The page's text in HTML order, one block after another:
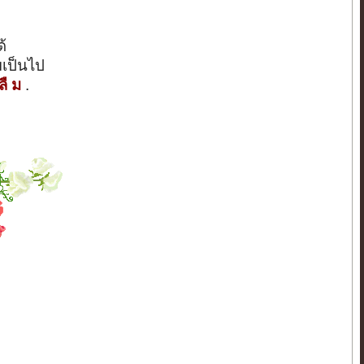
ป็นไป
ม .